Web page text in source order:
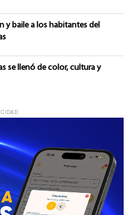
y baile a los habitantes del
se llenó de color, cultura y